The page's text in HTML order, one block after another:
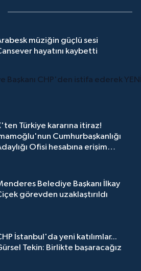
müziğin güçlü sesi
hayatını kaybetti
Türkiye kararına itiraz!
Cumhurbaşkanlığı
Ofisi hesabına erişim
Belediye Başkanı İlkay
görevden uzaklaştırıldı
İstanbul'da yeni katılımlar...
Tekin: Birlikte başaracağız